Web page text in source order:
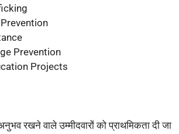
Prevention
Projects
रखने वाले उम्मीदवारों को प्राथमिकता दी जा